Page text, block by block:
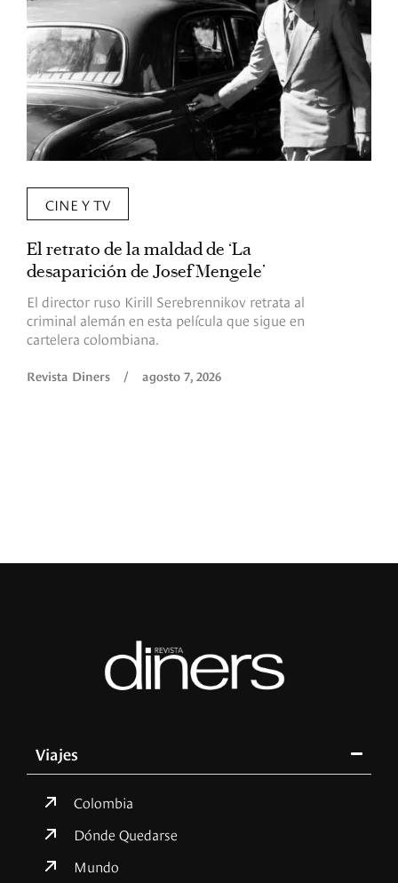
CINE Y TV
El retrato de la maldad de ‘La
desaparición de Josef Mengele’
El director ruso Kirill Serebrennikov retrata al
criminal alemán en esta película que sigue en
cartelera colombiana.
Revista Diners / agosto 7, 2026
Viajes
Colombia
Dónde Quedarse
Mundo